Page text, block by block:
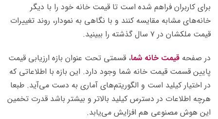
برای کاربران فراهم شده است تا قیمت خانه خود را با دیگر
خانه‌های مشابه مقایسه کنند و با نگاهی به نمودار، روند تغییرات
قیمت ملکشان در ۷ سال گذشته را ببینید.
در صفحه قیمت خانه شما، قسمتی تحت عنوان بازه ارزیابی قیمت
پایین قسمت قیمت خانه شما وجود دارد. این بازه با اطلاعاتی که
در اختیار کیلید است و الگوریتم‌های آماری به دست می‌آید. طبعا
هرچه اطلاعات در دسترس کیلید بالاتر و بیشتر باشد قدرت تخمین
این هوش مصنوعی هم افزایش می‌یابد.